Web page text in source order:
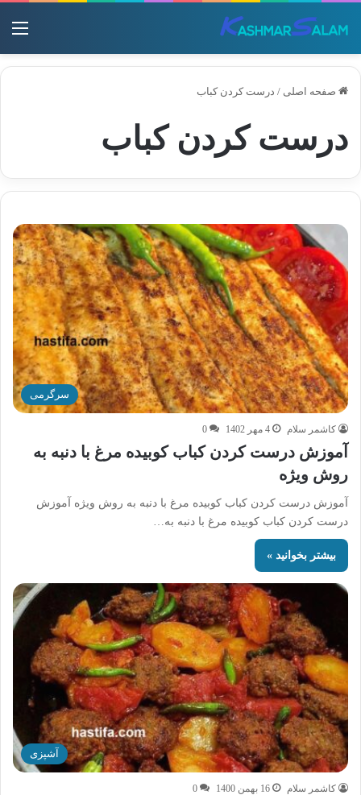
صفحه اصلی / درست کردن کباب
درست کردن کباب
سرگرمی
کاشمر سلام 4 مهر 1402 0
آموزش درست کردن کباب کوبیده مرغ با دنبه به
روش ویژه
آموزش درست کردن کباب کوبیده مرغ با دنبه به روش ویژه آموزش
درست کردن کباب کوبیده مرغ با دنبه به…
بیشتر بخوانید »
آشپزی
کاشمر سلام 16 بهمن 1400 0